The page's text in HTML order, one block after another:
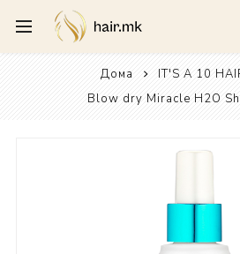
Дома
IT'S A 10
Blow dry Miracle H2O